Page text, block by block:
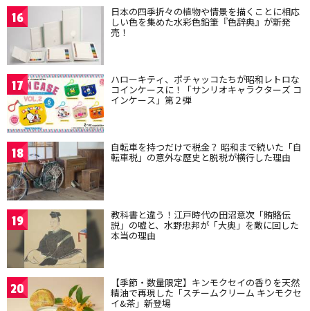
16 日本の四季折々の植物や情景を描くことに相応
しい色を集めた水彩色鉛筆『色辞典』が新発
売！
17 ハローキティ、ポチャッコたちが昭和レトロな
コインケースに！「サンリオキャラクターズ コ
インケース」第２弾
18 自転車を持つだけで税金？ 昭和まで続いた「自
転車税」の意外な歴史と脱税が横行した理由
19 教科書と違う！江戸時代の田沼意次「賄賂伝
説」の嘘と、水野忠邦が「大奥」を敵に回した
本当の理由
20 【季節・数量限定】キンモクセイの香りを天然
精油で再現した「スチームクリーム キンモクセ
イ&茶」新登場